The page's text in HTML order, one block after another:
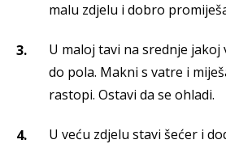
malu zdjelu i dobro
U maloj tavi na srednje
do pola. Makni s vatre i
rastopi. Ostavi da se ohladi.
U veću zdjelu stavi šećer i